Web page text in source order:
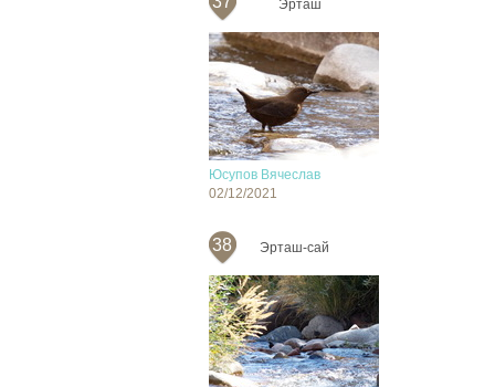
Эрташ
Юсупов Вячеслав
02/12/2021
38 Эрташ-сай